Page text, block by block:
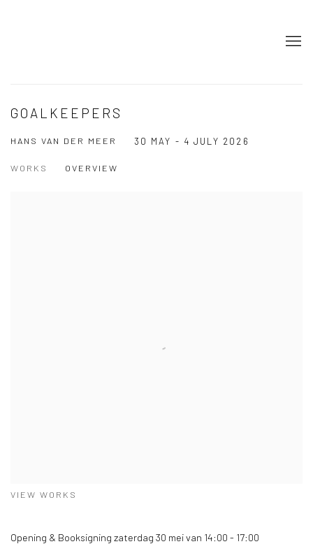
GOALKEEPERS
HANS VAN DER MEER 30 MAY - 4 JULY 2026
WORKS OVERVIEW
VIEW WORKS
Opening & Booksigning zaterdag 30 mei van 14:00 - 17:00